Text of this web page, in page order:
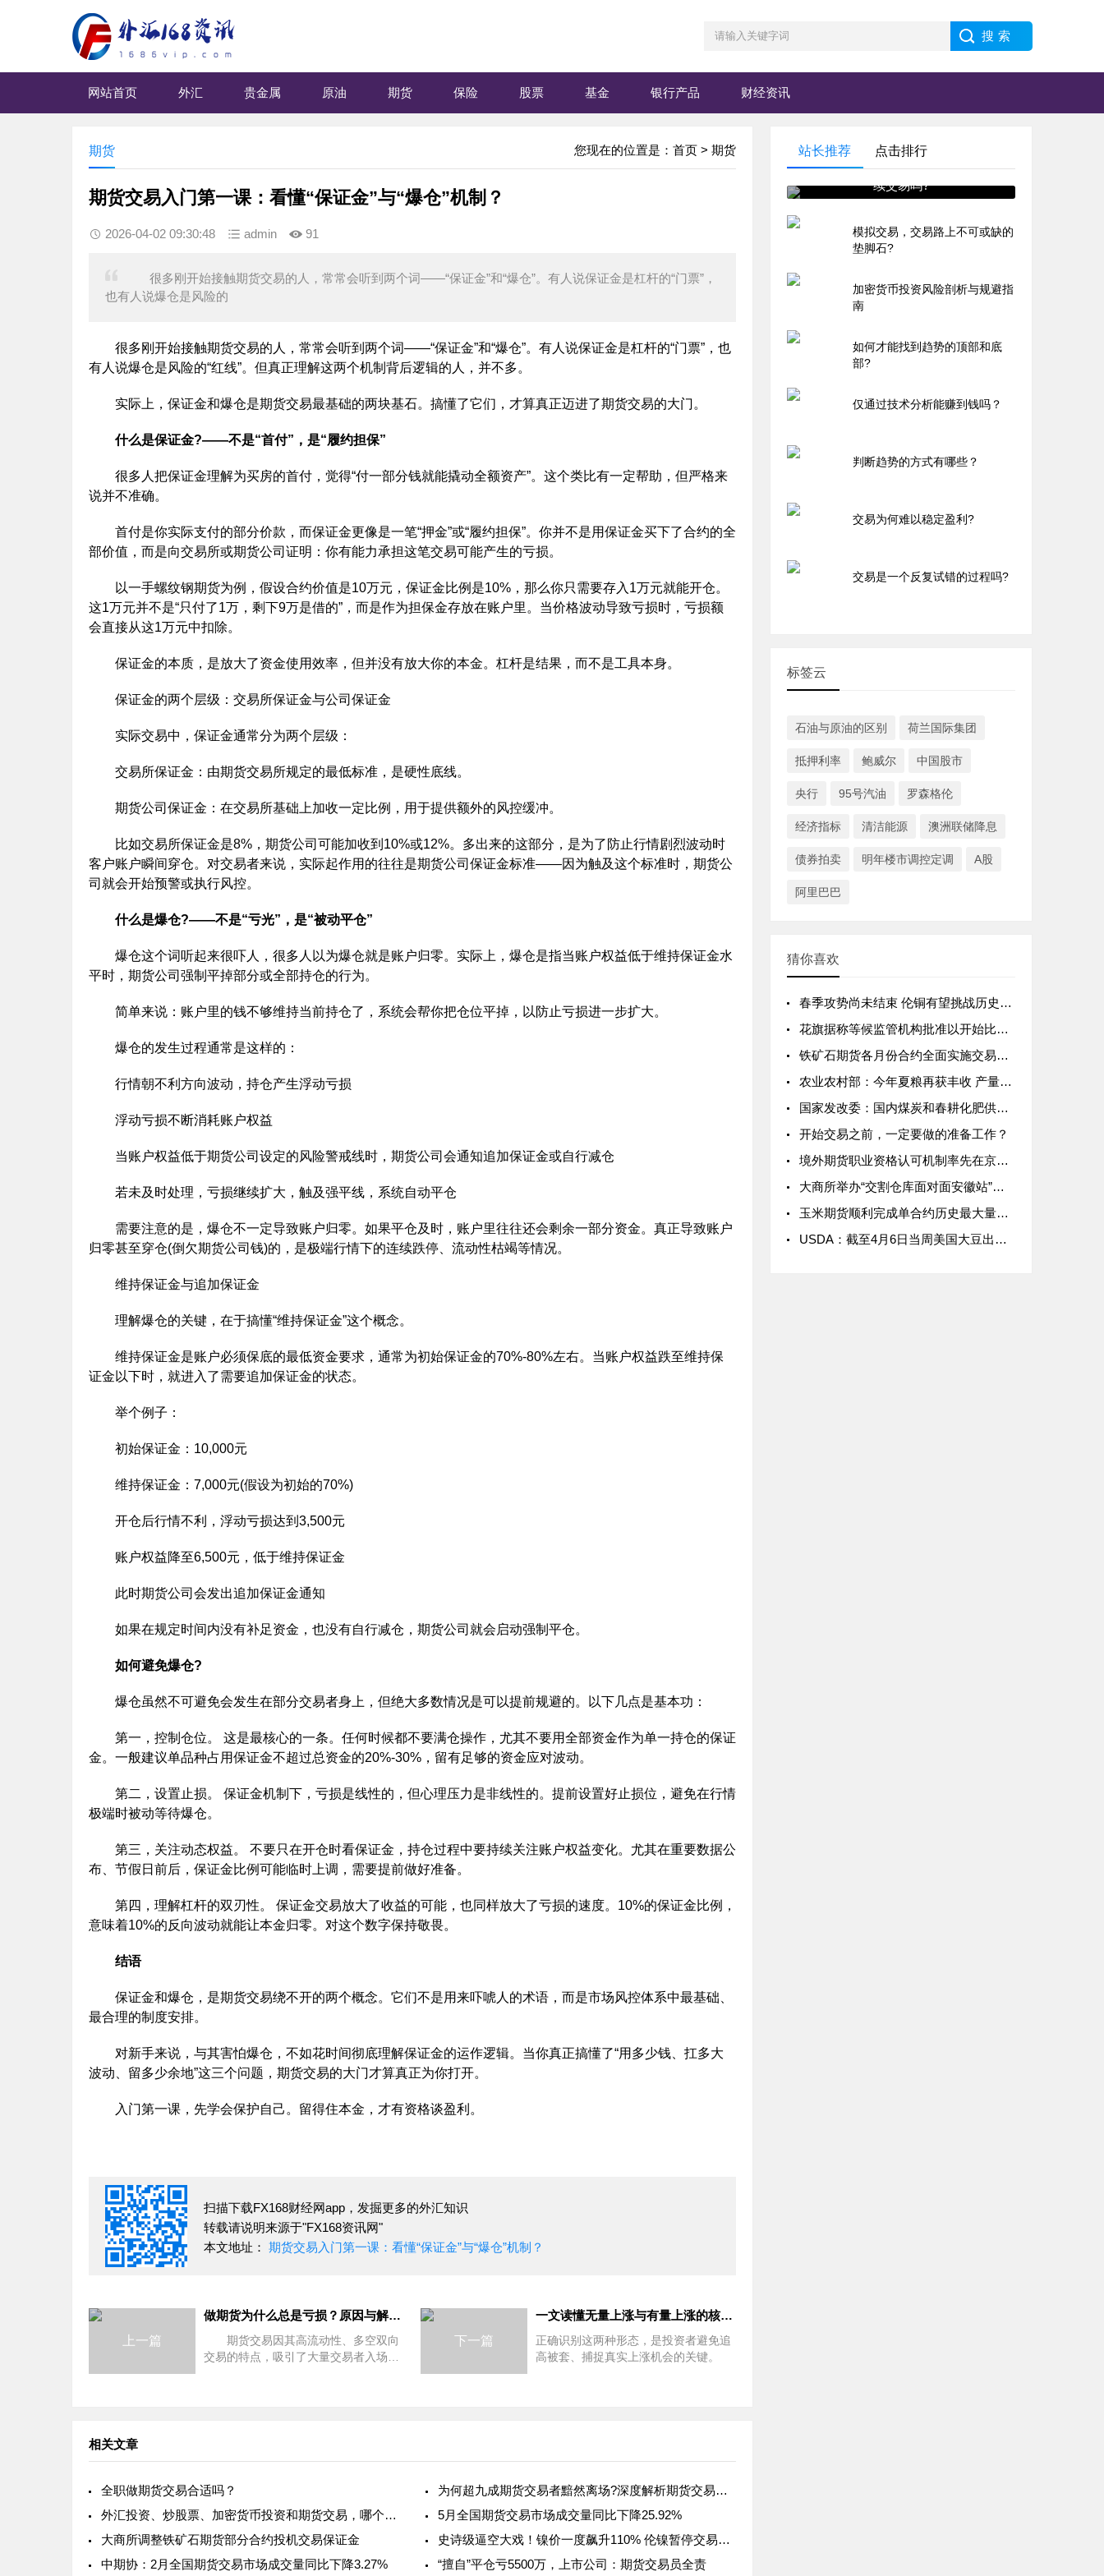
网站首页 外汇 贵金属 原油 期货 保险 股票 基金 银行产品 财经资讯
您现在的位置是： 首页 > 期货
期货
期货交易入门第一课：看懂“保证金”与“爆仓”机制？
2026-04-02 09:30:48 admin 91
很多刚开始接触期货交易的人，常常会听到两个词——“保证金”和“爆仓”。有人说保证金是杠杆的“门票”，
也有人说爆仓是风险的
很多刚开始接触期货交易的人，常常会听到两个词——“保证金”和“爆仓”。有人说保证金是杠杆的“门票”，也
有人说爆仓是风险的“红线”。但真正理解这两个机制背后逻辑的人，并不多。
实际上，保证金和爆仓是期货交易最基础的两块基石。搞懂了它们，才算真正迈进了期货交易的大门。
什么是保证金?——不是“首付”，是“履约担保”
很多人把保证金理解为买房的首付，觉得“付一部分钱就能撬动全额资产”。这个类比有一定帮助，但严格来
说并不准确。
首付是你实际支付的部分价款，而保证金更像是一笔“押金”或“履约担保”。你并不是用保证金买下了合约的全
部价值，而是向交易所或期货公司证明：你有能力承担这笔交易可能产生的亏损。
以一手螺纹钢期货为例，假设合约价值是10万元，保证金比例是10%，那么你只需要存入1万元就能开仓。
这1万元并不是“只付了1万，剩下9万是借的”，而是作为担保金存放在账户里。当价格波动导致亏损时，亏损额
会直接从这1万元中扣除。
保证金的本质，是放大了资金使用效率，但并没有放大你的本金。杠杆是结果，而不是工具本身。
保证金的两个层级：交易所保证金与公司保证金
实际交易中，保证金通常分为两个层级：
交易所保证金：由期货交易所规定的最低标准，是硬性底线。
期货公司保证金：在交易所基础上加收一定比例，用于提供额外的风控缓冲。
比如交易所保证金是8%，期货公司可能加收到10%或12%。多出来的这部分，是为了防止行情剧烈波动时
客户账户瞬间穿仓。对交易者来说，实际起作用的往往是期货公司保证金标准——因为触及这个标准时，期货公
司就会开始预警或执行风控。
什么是爆仓?——不是“亏光”，是“被动平仓”
爆仓这个词听起来很吓人，很多人以为爆仓就是账户归零。实际上，爆仓是指当账户权益低于维持保证金水
平时，期货公司强制平掉部分或全部持仓的行为。
简单来说：账户里的钱不够维持当前持仓了，系统会帮你把仓位平掉，以防止亏损进一步扩大。
爆仓的发生过程通常是这样的：
行情朝不利方向波动，持仓产生浮动亏损
浮动亏损不断消耗账户权益
当账户权益低于期货公司设定的风险警戒线时，期货公司会通知追加保证金或自行减仓
若未及时处理，亏损继续扩大，触及强平线，系统自动平仓
需要注意的是，爆仓不一定导致账户归零。如果平仓及时，账户里往往还会剩余一部分资金。真正导致账户
归零甚至穿仓(倒欠期货公司钱)的，是极端行情下的连续跌停、流动性枯竭等情况。
维持保证金与追加保证金
理解爆仓的关键，在于搞懂“维持保证金”这个概念。
维持保证金是账户必须保底的最低资金要求，通常为初始保证金的70%-80%左右。当账户权益跌至维持保
证金以下时，就进入了需要追加保证金的状态。
举个例子：
初始保证金：10,000元
维持保证金：7,000元(假设为初始的70%)
开仓后行情不利，浮动亏损达到3,500元
账户权益降至6,500元，低于维持保证金
此时期货公司会发出追加保证金通知
如果在规定时间内没有补足资金，也没有自行减仓，期货公司就会启动强制平仓。
如何避免爆仓?
爆仓虽然不可避免会发生在部分交易者身上，但绝大多数情况是可以提前规避的。以下几点是基本功：
第一，控制仓位。 这是最核心的一条。任何时候都不要满仓操作，尤其不要用全部资金作为单一持仓的保证
金。一般建议单品种占用保证金不超过总资金的20%-30%，留有足够的资金应对波动。
第二，设置止损。 保证金机制下，亏损是线性的，但心理压力是非线性的。提前设置好止损位，避免在行情
极端时被动等待爆仓。
第三，关注动态权益。 不要只在开仓时看保证金，持仓过程中要持续关注账户权益变化。尤其在重要数据公
布、节假日前后，保证金比例可能临时上调，需要提前做好准备。
第四，理解杠杆的双刃性。 保证金交易放大了收益的可能，也同样放大了亏损的速度。10%的保证金比例，
意味着10%的反向波动就能让本金归零。对这个数字保持敬畏。
结语
保证金和爆仓，是期货交易绕不开的两个概念。它们不是用来吓唬人的术语，而是市场风控体系中最基础、
最合理的制度安排。
对新手来说，与其害怕爆仓，不如花时间彻底理解保证金的运作逻辑。当你真正搞懂了“用多少钱、扛多大
波动、留多少余地”这三个问题，期货交易的大门才算真正为你打开。
入门第一课，先学会保护自己。留得住本金，才有资格谈盈利。
扫描下载FX168财经网app，发掘更多的外汇知识
转载请说明来源于"FX168资讯网"
本文地址： 期货交易入门第一课：看懂“保证金”与“爆仓”机制？
上一篇
做期货为什么总是亏损？原因与解决办法
期货交易因其高流动性、多空双向
交易的特点，吸引了大量交易者入场，
下一篇
一文读懂无量上涨与有量上涨的核心区别？
正确识别这两种形态，是投资者避免追
高被套、捕捉真实上涨机会的关键。
相关文章
全职做期货交易合适吗？
为何超九成期货交易者黯然离场?深度解析期货交易的重
外汇投资、炒股票、加密货币投资和期货交易，哪个更好?
5月全国期货交易市场成交量同比下降25.92%
大商所调整铁矿石期货部分合约投机交易保证金
史诗级逼空大戏！镍价一度飙升110% 伦镍暂停交易、拟设1
中期协：2月全国期货交易市场成交量同比下降3.27%
“擅自”平仓亏5500万，上市公司：期货交易员全责
站长推荐
点击排行
期货品种涨停后，当天还能继
续交易吗?
模拟交易，交易路上不可或缺的
垫脚石?
加密货币投资风险剖析与规避指
南
如何才能找到趋势的顶部和底
部?
仅通过技术分析能赚到钱吗？
判断趋势的方式有哪些？
交易为何难以稳定盈利?
交易是一个反复试错的过程吗?
标签云
石油与原油的区别 荷兰国际集团
抵押利率 鲍威尔 中国股市
央行 95号汽油 罗森格伦
经济指标 清洁能源 澳洲联储降息
债券拍卖 明年楼市调控定调 A股
阿里巴巴
猜你喜欢
春季攻势尚未结束 伦铜有望挑战历史新高10000美元
花旗据称等候监管机构批准以开始比特币期货交易
铁矿石期货各月份合约全面实施交易限额
农业农村部：今年夏粮再获丰收 产量再创历史新高
国家发改委：国内煤炭和春耕化肥供应是有保障的
开始交易之前，一定要做的准备工作？
境外期货职业资格认可机制率先在京落地
大商所举办“交割仓库面对面安徽站”线上活动 推动生猪期货更好地服务产业
玉米期货顺利完成单合约历史最大量交割
USDA：截至4月6日当周美国大豆出口销售报告